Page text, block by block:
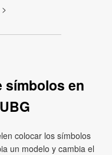
símbolos en
colocar los símbolos
un modelo y cambia el